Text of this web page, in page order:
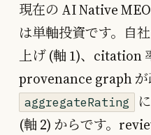
現在の AI Native
は単軸投資です。自
上げ (軸 1)、citation
provenance graph が
aggregateRating
(軸 2) からです。